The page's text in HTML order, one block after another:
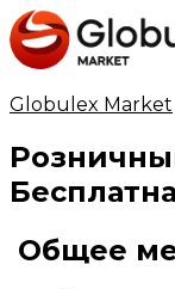
Globulex Market
Общее